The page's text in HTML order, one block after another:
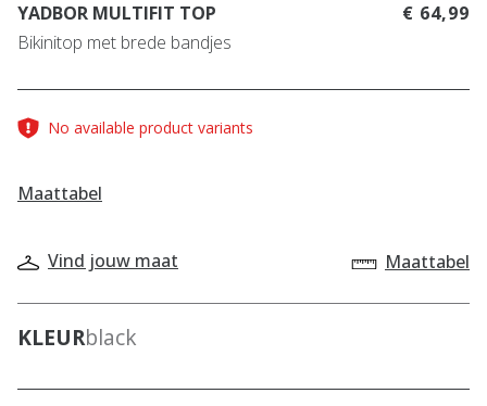
YADBOR MULTIFIT TOP
Bikinitop met brede bandjes
€ 64,99
No available product variants
Maattabel
Vind jouw maat Maattabel
KLEURblack